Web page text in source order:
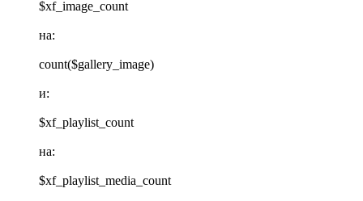
$xf_image_count
на:
count($gallery_image)
и:
$xf_playlist_count
на:
$xf_playlist_media_count